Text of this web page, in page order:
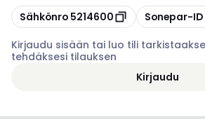
Kopioi
Sähkönro 5214600 Kopioi
Sonepar-ID
Kirjaudu sisään tai luo tili
tehdäksesi tilauksen
Kirjaudu